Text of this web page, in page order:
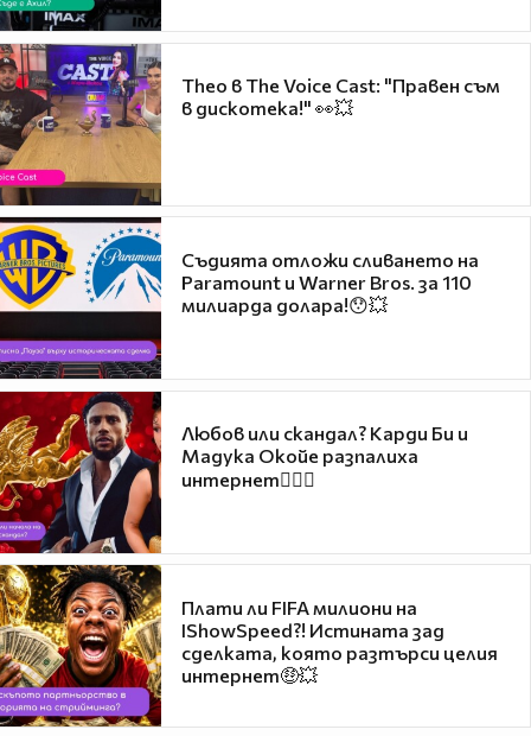
Theo в The Voice Cast: "Правен съм
в дискотека!" 👀💥
Съдията отложи сливането на
Paramount и Warner Bros. за 110
милиарда долара!😯💥
Любов или скандал? Карди Би и
Мадука Окойе разпалиха
интернет❤️‍🔥🔥
Плати ли FIFA милиони на
IShowSpeed?! Истината зад
сделката, която разтърси целия
интернет🤑💥